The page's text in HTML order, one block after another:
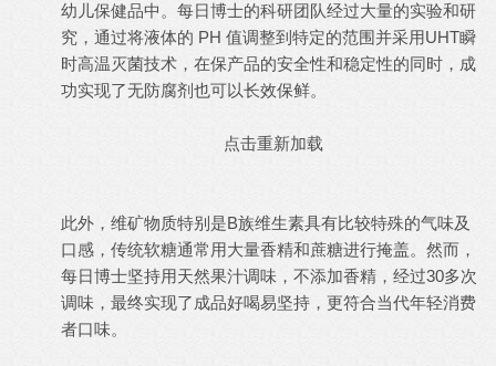
幼儿保健品中。每日博士的科研团队经过大量的实验和研
究，通过将液体的 PH 值调整到特定的范围并采用UHT瞬
时高温灭菌技术，在保产品的安全性和稳定性的同时，成
功实现了无防腐剂也可以长效保鲜。
点击重新加载
此外，维矿物质特别是B族维生素具有比较特殊的气味及
口感，传统软糖通常用大量香精和蔗糖进行掩盖。然而，
每日博士坚持用天然果汁调味，不添加香精，经过30多次
调味，最终实现了成品好喝易坚持，更符合当代年轻消费
者口味。